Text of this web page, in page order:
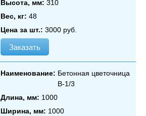
Высота, мм: 310
Вес, кг: 48
Цена за шт.: 3000 руб.
Заказать
Наименование: Бетонная цветочница
В‑1/3
Длина, мм: 1000
Ширина, мм: 1000